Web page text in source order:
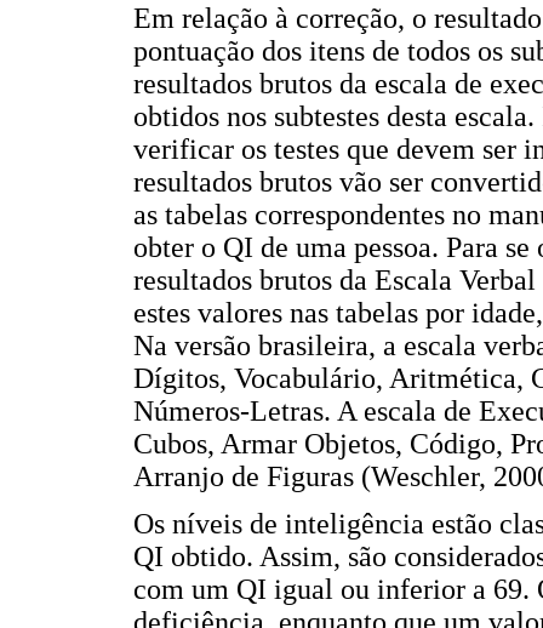
Em relação à correção, o
pontuação dos itens de todos os
resultados brutos da escala de
obtidos nos subtestes desta
verificar os testes que devem ser
resultados brutos vão ser
as tabelas correspondentes no
obter o QI de uma pessoa. Para
resultados brutos da Escala
estes valores nas tabelas por
Na versão brasileira, a escala
Dígitos, Vocabulário, Aritmética,
Números-Letras. A escala de
Cubos, Armar Objetos, Código,
Arranjo de Figuras (Weschler,
Os níveis de inteligência estão
QI obtido. Assim, são
com um QI igual ou inferior a 69.